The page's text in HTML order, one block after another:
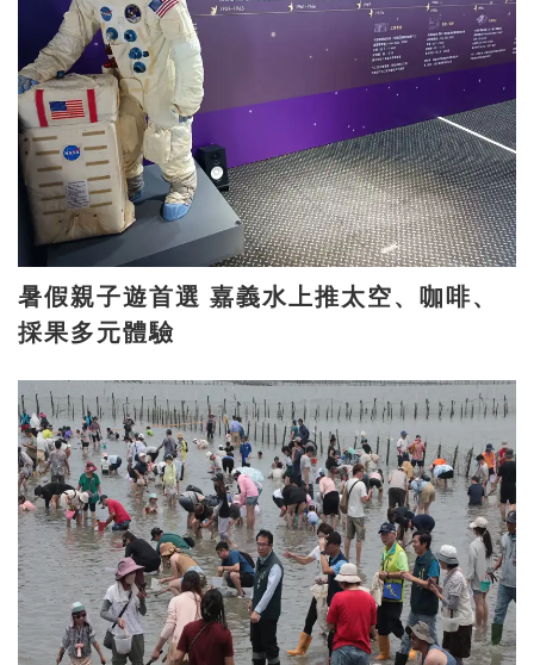
暑假親子遊首選 嘉義水上推太空、咖啡、
採果多元體驗